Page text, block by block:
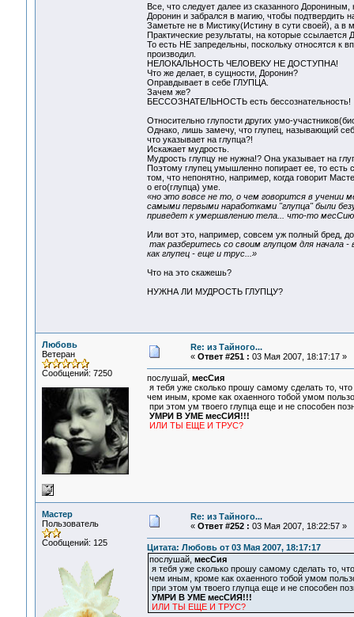
Все, что следует далее из сказанного
Доронин и забрался в магию, чтобы подтвердить
Заметьте не в Мистику(Истину в сути своей), а в
Практические результаты, на которые
То есть НЕ запредельны, поскольку относятся к
производил.
НЕЛОКАЛЬНОСТЬ ЧЕЛОВЕКУ НЕ ДОСТУПНА!
Что же делает, в сущности, Доронин?
Оправдывает в себе ГЛУПЦА.
Зачем же?
БЕССОЗНАТЕЛЬНОСТЬ есть бессознательность!
Относительно глупости других умо-
Однако, лишь замечу, что глупец, называющий
что указывает на глупца?!
Искажает мудрость.
Мудрость глупцу не нужна!? Она указывает на
Поэтому глупец умышленно попирает ее, то есть
том, что непонятно, например, когда говорит
о его(глупца) уме.
«но это вовсе не то, о чем говорится в учении
самыми первыми наработками "глупца" были
приведет к умершвлению тела... что-то
Или вот это, например, совсем уж полный бред,
так разберитесь со своим глупцом для начала
как глупец - еще и трус...»
Что на это скажешь?
НУЖНА ЛИ МУДРОСТЬ ГЛУПЦУ?
Любовь
Ветеран
Сообщений: 7250
Re: из Тайного...
« Ответ #251 : 03 Мая 2007, 18:17:17 »
послушай, месСия
я тебя уже сколько прошу самому сделать то,
чем иным, кроме как охаенного тобой умом
при этом ум твоего глупца еще и не способен
УМРИ В УМЕ месСИЯ!!!
ИЛИ ТЫ ЕЩЕ И ТРУС?
Мастер
Пользователь
Сообщений: 125
Re: из Тайного...
« Ответ #252 : 03 Мая 2007, 18:22:57 »
Цитата: Любовь от 03 Мая 2007, 18:17:17
послушай, месСия
я тебя уже сколько прошу самому сделать то,
чем иным, кроме как охаенного тобой умом
при этом ум твоего глупца еще и не способен
УМРИ В УМЕ месСИЯ!!!
ИЛИ ТЫ ЕЩЕ И ТРУС?